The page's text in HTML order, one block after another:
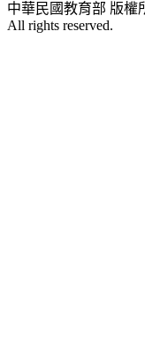
中華民國教育部 版權
All rights reserved.